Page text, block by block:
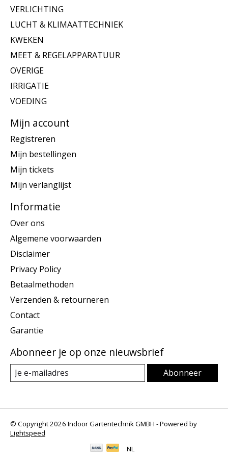
VERLICHTING
LUCHT & KLIMAATTECHNIEK
KWEKEN
MEET & REGELAPPARATUUR
OVERIGE
IRRIGATIE
VOEDING
Mijn account
Registreren
Mijn bestellingen
Mijn tickets
Mijn verlanglijst
Informatie
Over ons
Algemene voorwaarden
Disclaimer
Privacy Policy
Betaalmethoden
Verzenden & retourneren
Contact
Garantie
Abonneer je op onze nieuwsbrief
Abonneer
© Copyright 2026 Indoor Gartentechnik GMBH - Powered by
Lightspeed
NL